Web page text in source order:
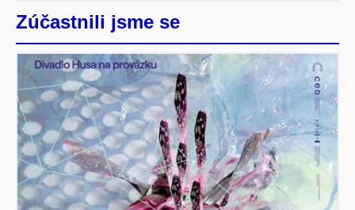
Zúčastnili jsme se